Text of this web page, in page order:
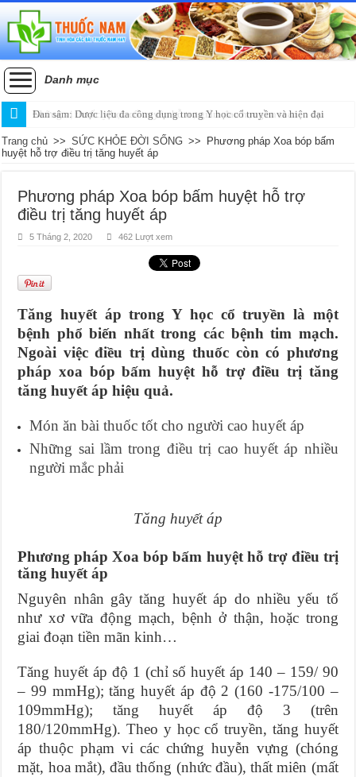
Danh mục
Đan sâm: Dược liệu đa công dụng trong Y học cổ truyền và hiện đại
Trang chủ >> SỨC KHỎE ĐỜI SỐNG >>
Phương pháp Xoa bóp bấm
huyệt hỗ trợ điều trị tăng huyết áp
Phương pháp Xoa bóp bấm huyệt hỗ trợ
điều trị tăng huyết áp
5 Tháng 2, 2020 462 Lượt xem
Tăng huyết áp trong Y học cổ truyền là một
bệnh phổ biến nhất trong các bệnh tim mạch.
Ngoài việc điều trị dùng thuốc còn có phương
pháp xoa bóp bấm huyệt hỗ trợ điều trị tăng
tăng huyết áp hiệu quả.
Món ăn bài thuốc tốt cho người cao huyết áp
Những sai lầm trong điều trị cao huyết áp nhiều
người mắc phải
Tăng huyết áp
Phương pháp Xoa bóp bấm huyệt hỗ trợ điều trị
tăng huyết áp
Nguyên nhân gây tăng huyết áp do nhiều yếu tố
như xơ vữa động mạch, bệnh ở thận, hoặc trong
giai đoạn tiền mãn kinh…
Tăng huyết áp độ 1 (chỉ số huyết áp 140 – 159/ 90
– 99 mmHg); tăng huyết áp độ 2 (160 -175/100 –
109mmHg); tăng huyết áp độ 3 (trên
180/120mmHg). Theo y học cổ truyền, tăng huyết
áp thuộc phạm vi các chứng huyễn vựng (chóng
mặt, hoa mắt), đầu thống (nhức đầu), thất miên (mất